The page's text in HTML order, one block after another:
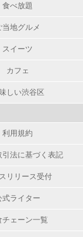
食べ放題
当地グルメ
スイーツ
カフェ
しい渋谷区
利用規約
引法に基づく表記
リリース受付
式ライター
チェーン一覧